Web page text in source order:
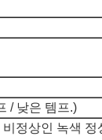
/ 낮은 템프.)
정상인 녹색 정